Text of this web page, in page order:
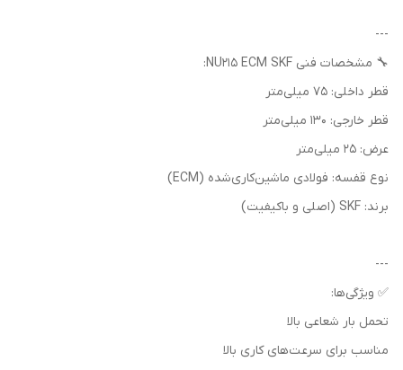
---
🔧 مشخصات فنی NU215 ECM SKF:
قطر داخلی: 75 میلی‌متر
قطر خارجی: 130 میلی‌متر
عرض: 25 میلی‌متر
نوع قفسه: فولادی ماشین‌کاری‌شده (ECM)
برند: SKF (اصلی و باکیفیت)
---
✅ ویژگی‌ها:
تحمل بار شعاعی بالا
مناسب برای سرعت‌های کاری بالا